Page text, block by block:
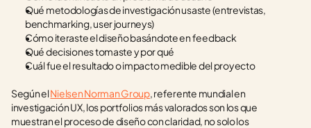
Qué metodologías de investigación usaste (entrevistas,
benchmarking, user journeys)
Cómo iteraste el diseño basándote en feedback
Qué decisiones tomaste y por qué
Cuál fue el resultado o impacto medible del proyecto
Según el Nielsen Norman Group, referente mundial en
investigación UX, los portfolios más valorados son los que
muestran el proceso de diseño con claridad, no solo los